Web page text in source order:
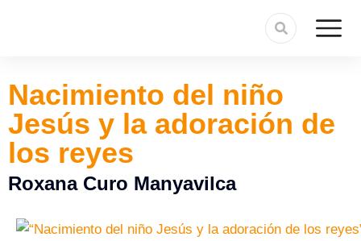
Nacimiento del niño
Jesús y la adoración de
los reyes
Roxana Curo Manyavilca